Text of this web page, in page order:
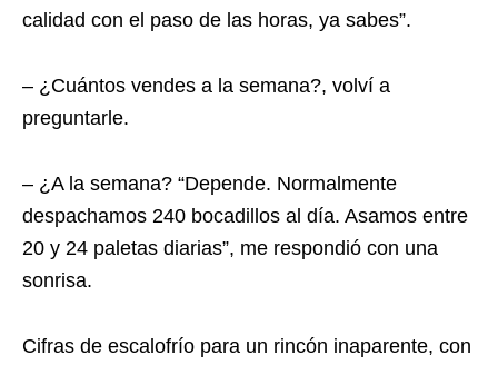
calidad con el paso de las horas, ya sabes”.
– ¿Cuántos vendes a la semana?, volví a
preguntarle.
– ¿A la semana? “Depende. Normalmente
despachamos 240 bocadillos al día. Asamos entre
20 y 24 paletas diarias”, me respondió con una
sonrisa.
Cifras de escalofrío para un rincón inaparente, con